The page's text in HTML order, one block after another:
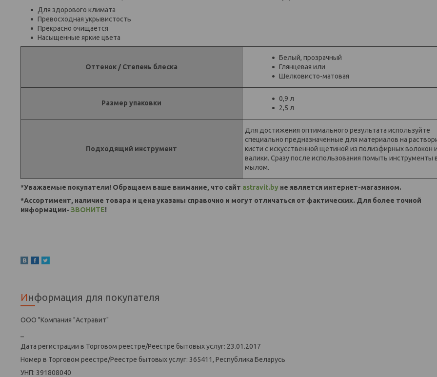
Для здорового климата
Превосходная укрывистость
Прекрасно очищается
Насыщенные яркие цвета
Оттенок / Степень блеска
Белый, прозрачный
Глянцевая или
Шелковисто-матовая
Размер упаковки
0,9 л
2,5 л
Подходящий инструмент
Для достижения оптимального результата используйте
специально предназначенные для материалов на
кисти с искусственной щетиной из полиэфирных волокон
валики. Сразу после использования помыть инструменты
мылом.
*Уважаемые покупатели! Обращаем ваше внимание, что сайт astravit.by не является интернет-магазином.
*Ассортимент, наличие товара и цена указаны справочно и могут отличаться от фактических. Для более точной
информации- ЗВОНИТЕ!
Информация для покупателя
ООО "Компания "Астравит"
Дата регистрации в Торговом реестре/Реестре бытовых услуг: 23.01.2017
Номер в Торговом реестре/Реестре бытовых услуг: 365411, Республика Беларусь
УНП: 391808040